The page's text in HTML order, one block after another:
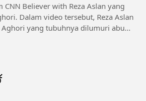
Believer with Reza Aslan yang
Dalam video tersebut, Reza Aslan
yang tubuhnya dilumuri abu